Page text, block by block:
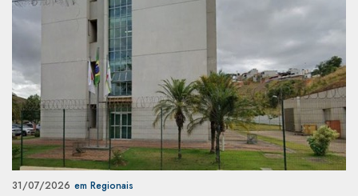
31/07/2026 em Regionais